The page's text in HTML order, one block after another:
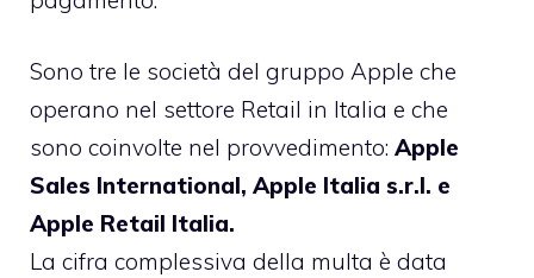
Sono tre le società del gruppo Apple che
operano nel settore Retail in Italia e che
sono coinvolte nel provvedimento: Apple
Sales International, Apple Italia s.r.l. e
Apple Retail Italia.
La cifra complessiva della multa è data